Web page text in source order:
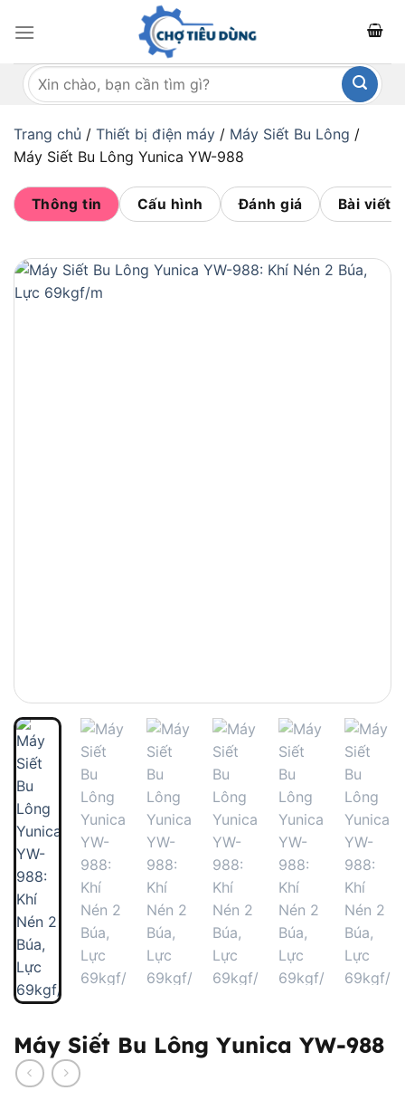
qua
dungTìm
kiếm:
Trang chủ / Thiết bị điện máy / Máy Siết Bu Lông /
Máy Siết Bu Lông Yunica YW-988
Thông tin Cấu hình Đánh giá Bài viết
Máy Siết Bu Lông Yunica YW-988